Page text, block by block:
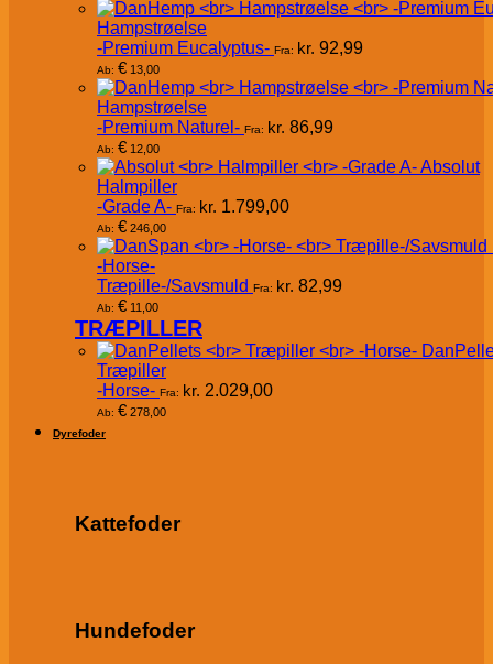
Hampstrøelse
-Premium Eucalyptus- Fra: kr. 92,99
Ab: € 13,00
Hampstrøelse
-Premium Naturel- Fra: kr. 86,99
Ab: € 12,00
Absolut
Halmpiller
-Grade A- Fra: kr. 1.799,00
Ab: € 246,00
-Horse-
Træpille-/Savsmuld Fra: kr. 82,99
Ab: € 11,00
TRÆPILLER
Træpiller
-Horse- Fra: kr. 2.029,00
Ab: € 278,00
Dyrefoder
Kattefoder
Hundefoder